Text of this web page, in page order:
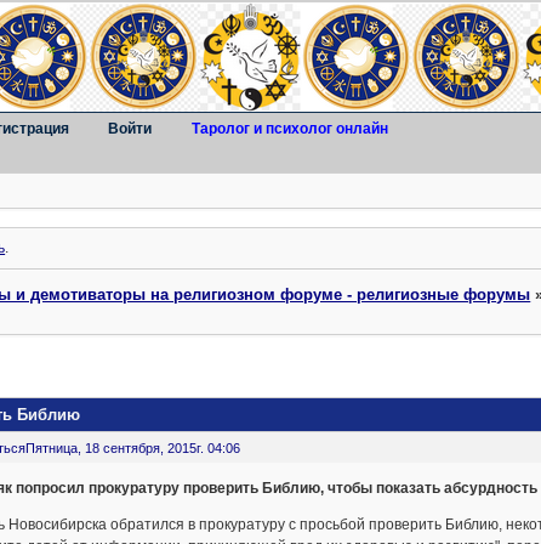
Войти Таролог и психолог онлайн
.
и демотиваторы на религиозном форуме - религиозные форумы
Библию
Пятница, 18 сентября, 2015г. 04:06
попросил прокуратуру проверить Библию, чтобы показать
Новосибирска обратился в прокуратуру с просьбой проверить Библию,